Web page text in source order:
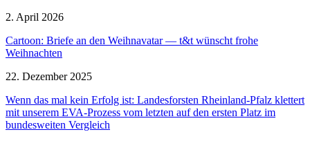
2. April 2026
Cartoon: Briefe an den Weihnavatar — t&t wünscht frohe
Weihnachten
22. Dezember 2025
Wenn das mal kein Erfolg ist: Landes­forsten Rheinland-Pfalz klettert
mit unserem EVA-Prozess vom letzten auf den ersten Platz im
bundes­weiten Vergleich